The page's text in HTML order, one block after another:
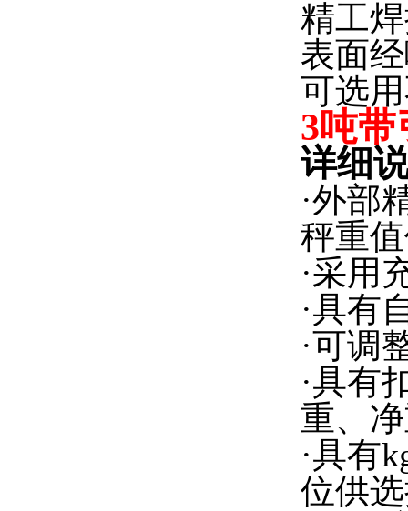
精工
表面
可选
3吨
详细
·外部
秤重
·采用
·具有
·可调
·具有
重、
·具有
位供